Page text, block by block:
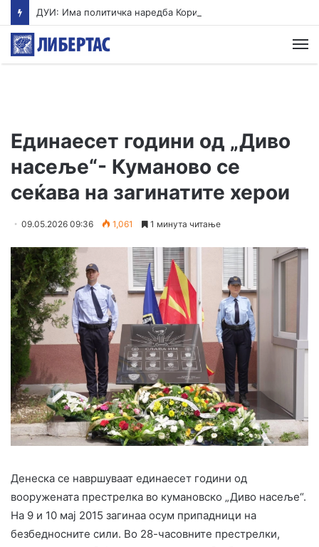
Единаесет години од „Диво
насеље“- Куманово се
сеќава на загинатите херои
09.05.2026 09:36 1,061 1 минута читање
Денеска се навршуваат единаесет години од
вооружената престрелка во кумановско „Диво насеље“.
На 9 и 10 мај 2015 загинаа осум припадници на
безбедносните сили. Во 28-часовните престрелки,